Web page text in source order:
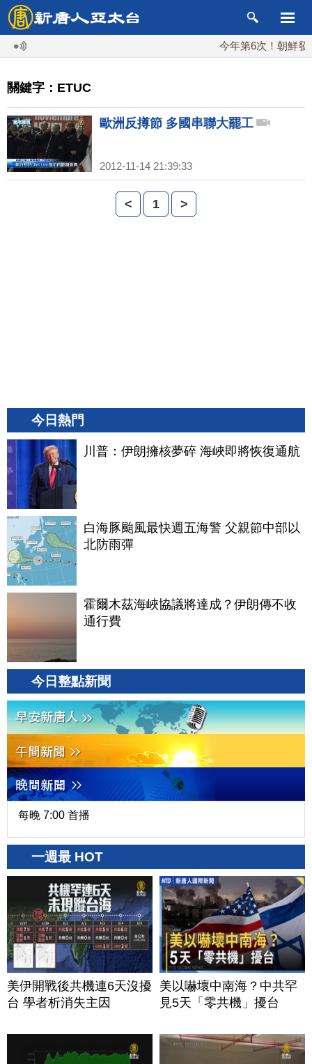
今年第6次！朝鮮發
關鍵字：ETUC
歐洲反撙節 多國串聯大罷工
2012-11-14 21:39:33
< 1 >
今日熱門
川普：伊朗擁核夢碎 海峽即將恢復通航
白海豚颱風最快週五海警 父親節中部以
北防雨彈
霍爾木茲海峽協議將達成？伊朗傳不收
通行費
今日整點新聞
每晚 7:00 首播
一週最 HOT
美伊開戰後共機連6天沒擾
台 學者析消失主因
美以嚇壞中南海？中共罕
見5天「零共機」擾台